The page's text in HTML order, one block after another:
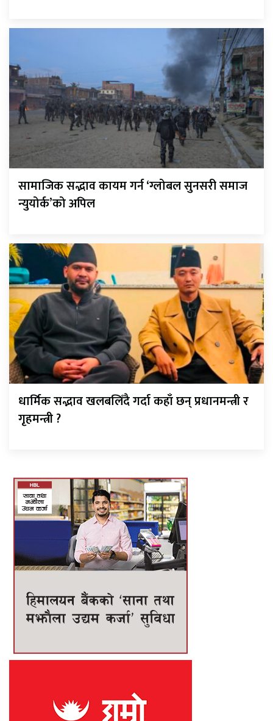
सामाजिक सद्भाव कायम गर्न ‘ग्लोबल सुनसरी समाज
न्युयोर्क’को अपिल
धार्मिक सद्भाव खलबलिँदै गर्दा कहाँ छन् प्रधानमन्त्री र
गृहमन्त्री ?